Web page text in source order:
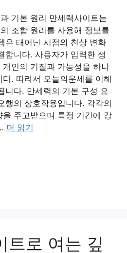
기본 원리 만세력사이트는
조합 원리를 사용해 정보를
은 태어난 시점의 천상 변화
합니다. 사용자가 입력한 생
개인의 기질과 가능성을 하나
. 따라서 오늘의운세를 이해
니다. 만세력의 기본 구성 요
행의 상호작용입니다. 각각의
주고받으며 특정 기간에 강
더 읽기
트로 여는 깊